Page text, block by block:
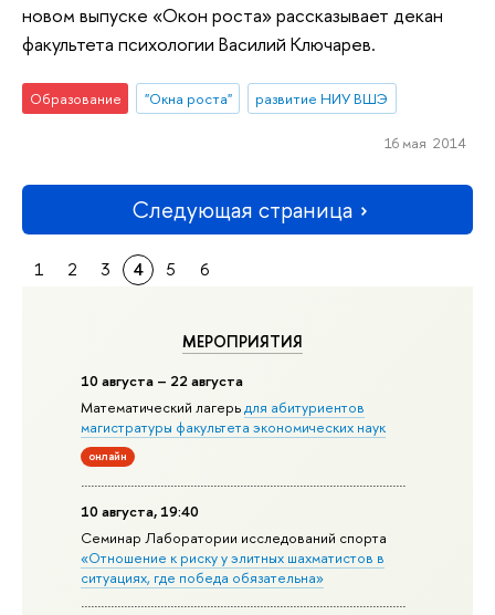
МЕРОПРИЯТИЯ
10 августа – 22 августа
Математический лагерьдля абитуриентов
магистратуры факультета экономических наук
онлайн
10 августа, 19:40
Семинар Лаборатории исследований спорта
«Отношение к риску у элитных шахматистов в
ситуациях, где победа обязательна»
новом выпуске «Окон роста» рассказывает декан
факультета психологии Василий Ключарев.
Образование "Окна роста" развитие НИУ ВШЭ
16 мая 2014
Следующая страница
1 2 3 4 5 6